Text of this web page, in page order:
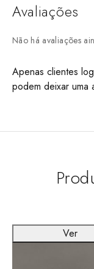
Avaliações
Não há avaliações
Apenas clientes
podem deixar uma
Ver